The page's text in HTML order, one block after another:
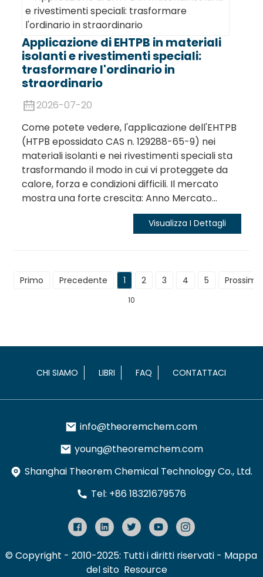
Applicazione di EHTPB in materiali
isolanti e rivestimenti speciali:
trasformare l'ordinario in
straordinario
2026-07-20
Come potete vedere, l'applicazione dell'EHTPB
(HTPB epossidato CAS n. 129288-65-9) nei
materiali isolanti e nei rivestimenti speciali sta
trasformando il modo in cui vi proteggete da
calore, forza e condizioni difficili. Il mercato
mostra una forte crescita: Anno Mercato...
Visualizza I Dettagli
Primo Precedente 1 2 3 4 5 Prossimo
10
CHI SIAMO LIBRI FAQ CONTATTACI
info@theoremchem.com
young@theoremchem.com
Shanghai Theorem Chemical Technology Co., Ltd.
Tel: +86 18321679576
© Copyright - 2010-2025: Tutti i diritti riservati - Mappa
del sito Resource